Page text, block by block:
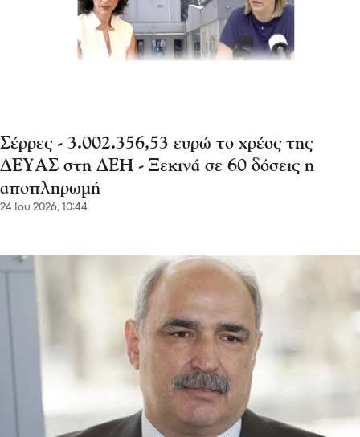
τα φώτα της» – Επενδύσεις, τουρισμός και
νέα εποχή για τις Σέρρες
06 Αυγ 2026, 18:18 Αμφίπολη
κινδύνου"
06 Αυγ 2026, 15:11 Αμφίπολη
Σέρρες - 3.002.356,53 ευρώ το χρέος της
ΔΕΥΑΣ στη ΔΕΗ - Ξεκινά σε 60 δόσεις η
αποπληρωμή
24 Ιου 2026, 10:44